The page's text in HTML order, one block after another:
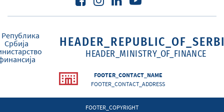
HEADER_MINISTRY_OF_FINANCE
FOOTER_CONTACT_NAME
FOOTER_CONTACT_ADDRESS
FOOTER_COPYRIGHT